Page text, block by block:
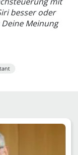
besser oder
Meinung